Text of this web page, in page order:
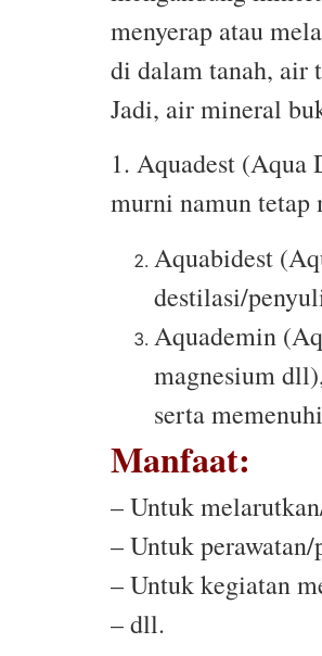
menyerap atau
di dalam tanah, air
Jadi, air mineral
1. Aquadest (Aqua
murni namun tetap
Aquabidest
destilasi/
Aquademin
magnesium
serta
Manfaat:
– Untuk
– Untuk
– Untuk kegiatan
– dll.